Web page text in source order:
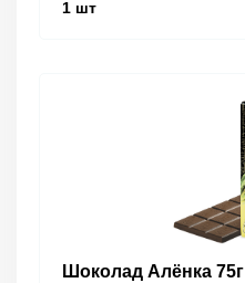
1 шт
Шоколад Алёнка 75г